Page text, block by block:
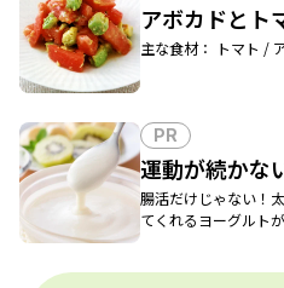
アボカドとト
主な食材： トマト /
PR
運動が続かな
腸活だけじゃない！
てくれるヨーグルト